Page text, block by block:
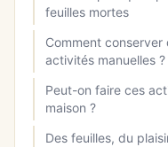
feuilles mortes
Comment conserver
activités manuelles ?
Peut-on faire ces
maison ?
Des feuilles, du